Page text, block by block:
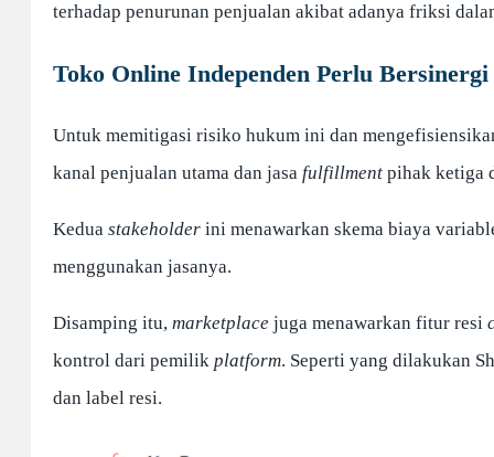
terhadap penurunan penjualan akibat adanya friksi
Toko Online Independen Perlu
Untuk memitigasi risiko hukum ini dan
kanal penjualan utama dan jasa fulfillment pihak ketiga
Kedua stakeholder ini menawarkan skema biaya
menggunakan jasanya.
Disamping itu, marketplace juga menawarkan fitur resi
kontrol dari pemilik platform. Seperti yang dilakukan
dan label resi.